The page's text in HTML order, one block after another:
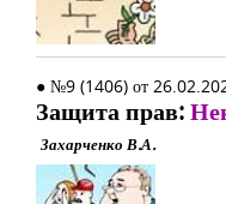
● №9 (1406) от
Защита прав:
Захарченко В.А.